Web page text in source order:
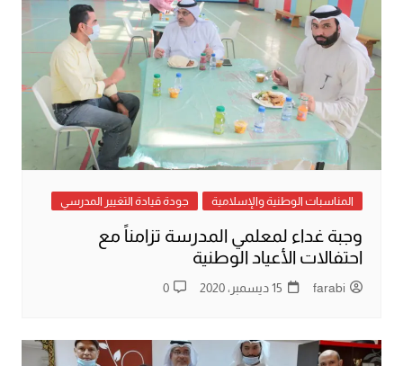
المناسبات الوطنية والإسلامية جودة قيادة التغيير المدرسي
وجبة غداء لمعلمي المدرسة تزامناً مع
احتفالات الأعياد الوطنية
farabi 15 ديسمبر، 2020 0